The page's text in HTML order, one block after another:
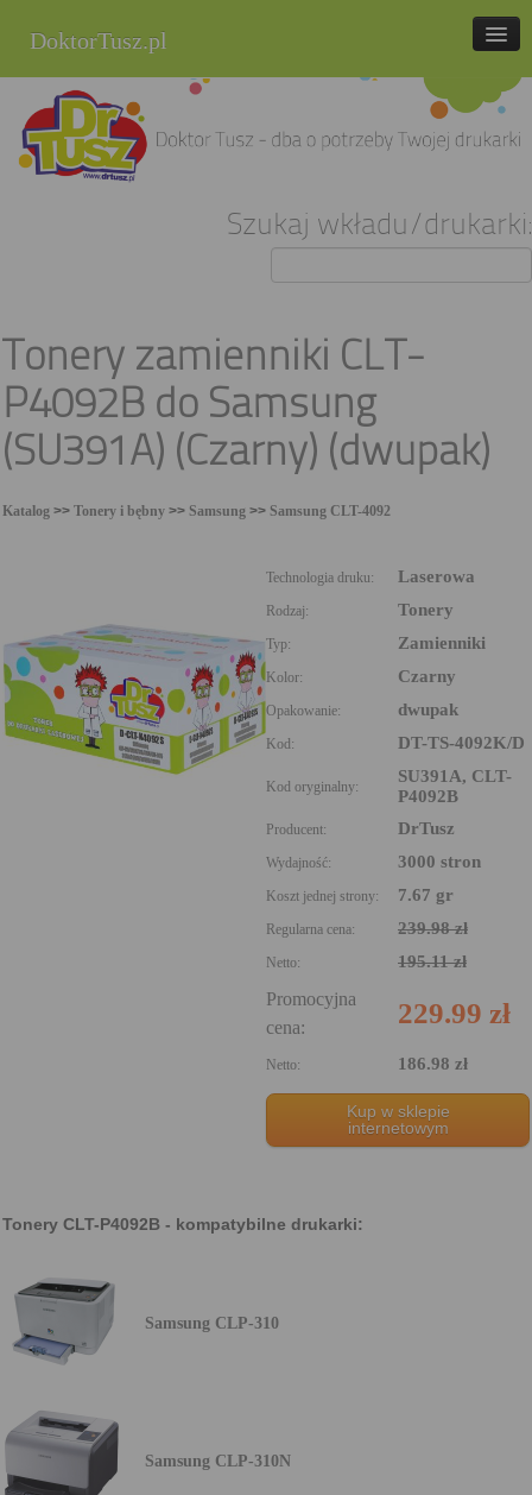
DoktorTusz.pl
tel. 857 337 337
Strona główna
Sklep internetowy
Szukaj wkładu/drukarki:
Tonery zamienniki CLT-
P4092B do Samsung
(SU391A) (Czarny) (dwupak)
Katalog >> Tonery i bębny >> Samsung >> Samsung CLT-4092
Technologia druku: Laserowa
Rodzaj: Tonery
Typ: Zamienniki
Kolor: Czarny
Opakowanie: dwupak
Kod: DT-TS-4092K/D
Kod oryginalny:
SU391A, CLT-
P4092B
Producent: DrTusz
Wydajność: 3000 stron
Koszt jednej strony: 7.67 gr
Regularna cena: 239.98 zł
Netto: 195.11 zł
Promocyjna
cena:
229.99 zł
Netto: 186.98 zł
Kup w sklepie
internetowym
Tonery CLT-P4092B - kompatybilne drukarki:
Samsung CLP-310
Samsung CLP-310N